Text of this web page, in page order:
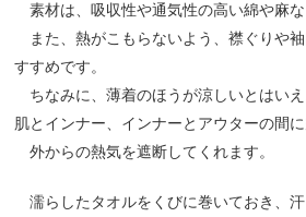
素材は、吸収性や通気性の高い綿や麻な
また、熱がこもらないよう、襟ぐりや
すすめです。
ちなみに、薄着のほうが涼しいとはい
肌とインナー、インナーとアウターの間に
外からの熱気を遮断してくれます。
濡らしたタオルをくびに巻いておき、